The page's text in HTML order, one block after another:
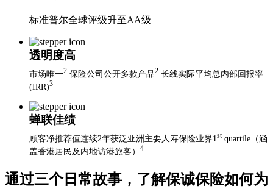
标准普尔全球评级升至AA级
透明度高
市场唯一2 保险公司公开多款产品2 长线实际平均总内部回报率
(IRR)3
蝉联佳绩
顾客净推荐值连续2年获泛亚洲主要人寿保险业界1stquartile（涵
盖香港居民及内地访港旅客） 4
通过三个日常故事，了解保诚保险如何为